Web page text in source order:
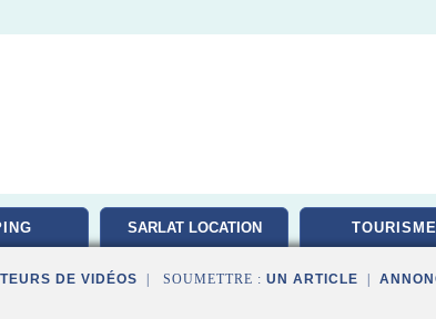
SARLAT LOCATION TOURISME
DE VIDÉOS | SOUMETTRE : UN ARTICLE